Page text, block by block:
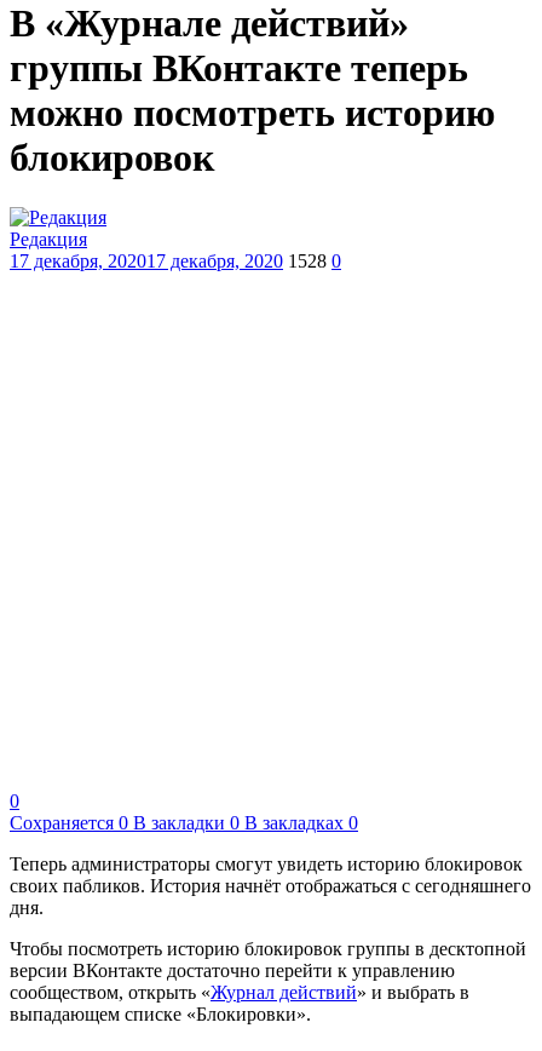
В «Журнале действий»
группы ВКонтакте теперь
можно посмотреть историю
блокировок
Редакция
17 декабря, 202017 декабря, 2020 1528 0
0
Сохраняется 0 В закладки 0 В закладках 0
Теперь администраторы смогут увидеть историю блокировок
своих пабликов. История начнёт отображаться с сегодняшнего
дня.
Чтобы посмотреть историю блокировок группы в десктопной
версии ВКонтакте достаточно перейти к управлению
сообществом, открыть «Журнал действий» и выбрать в
выпадающем списке «Блокировки».